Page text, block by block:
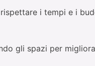
i tempi e i
gli spazi per